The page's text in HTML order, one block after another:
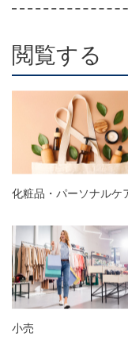
閲覧する
化粧品・パーソナルケ
小売